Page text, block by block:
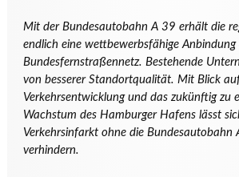
Mit der Bundesautobahn A 39 erhält die
endlich eine wettbewerbsfähige Anbindung
Bundesfernstraßennetz. Bestehende
von besserer Standortqualität. Mit Blick
Verkehrsentwicklung und das zukünftig zu
Wachstum des Hamburger Hafens lässt
Verkehrsinfarkt ohne die Bundesautobahn
verhindern.